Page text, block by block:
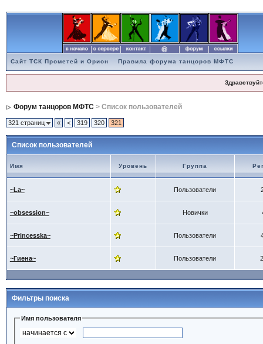
Сайт ТСК Прометей и Орион Правила форума танцоров МФТС
Форум танцоров МФТС> Список пользователей
321 страниц « < 319 320 321
Список пользователей
Имя Уровень Группа
~La~ Пользователи
~obsession~ Новички
~Princesska~ Пользователи
~Гиена~ Пользователи
Фильтры поиска
Имя пользователя